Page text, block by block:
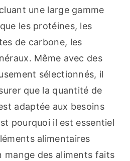
une large gamme
les protéines, les
de carbone, les
Même avec des
sélectionnés, il
que la quantité de
adaptée aux besoins
pourquoi il est essentiel
alimentaires
mange des aliments faits